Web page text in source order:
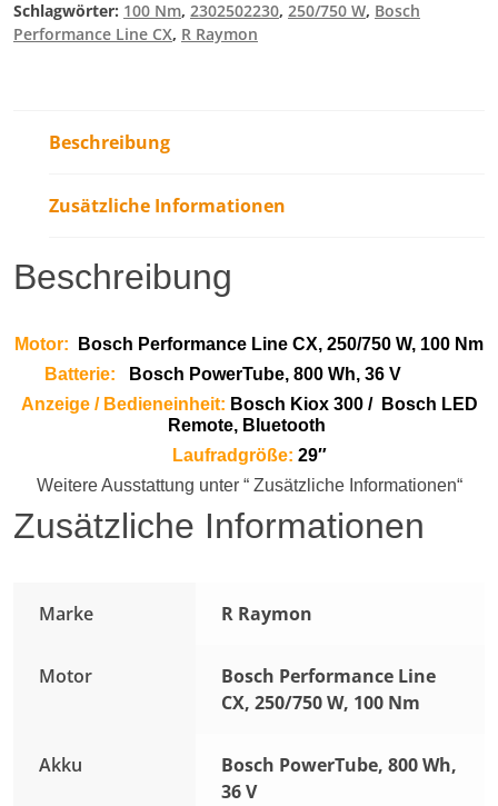
Schlagwörter: 100 Nm, 2302502230, 250/750 W, Bosch
Performance Line CX, R Raymon
Beschreibung
Zusätzliche Informationen
Beschreibung
Motor:
Bosch Performance Line CX, 250/750 W, 100 Nm
Batterie:
Bosch PowerTube, 800 Wh, 36 V
Anzeige / Bedieneinheit: Bosch Kiox 300 / Bosch LED
Remote, Bluetooth
Laufradgröße: 29″
Weitere Ausstattung unter “ Zusätzliche Informationen“
Zusätzliche Informationen
Marke R Raymon
Motor
Bosch Performance Line
CX, 250/750 W, 100 Nm
Akku
Bosch PowerTube, 800 Wh,
36 V